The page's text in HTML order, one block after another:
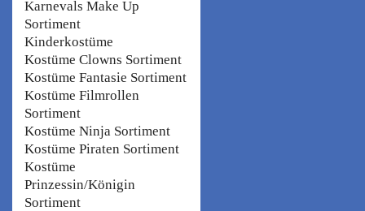
Karnevals Make Up
Sortiment
Kinderkostüme
Kostüme Clowns Sortiment
Kostüme Fantasie Sortiment
Kostüme Filmrollen
Sortiment
Kostüme Ninja Sortiment
Kostüme Piraten Sortiment
Kostüme
Prinzessin/Königin
Sortiment